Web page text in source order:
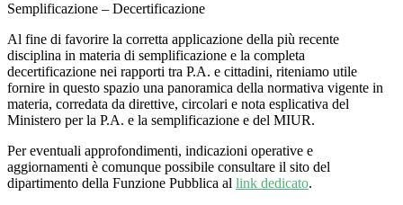
Semplificazione – Decertificazione
Al fine di favorire la corretta applicazione della più recente
disciplina in materia di semplificazione e la completa
decertificazione nei rapporti tra P.A. e cittadini, riteniamo utile
fornire in questo spazio una panoramica della normativa vigente in
materia, corredata da direttive, circolari e nota esplicativa del
Ministero per la P.A. e la semplificazione e del MIUR.
Per eventuali approfondimenti, indicazioni operative e
aggiornamenti è comunque possibile consultare il sito del
dipartimento della Funzione Pubblica al link dedicato.